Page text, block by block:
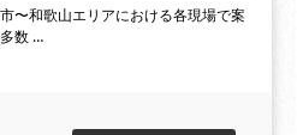
〜和歌山エリアにおける各現場で案
数 …